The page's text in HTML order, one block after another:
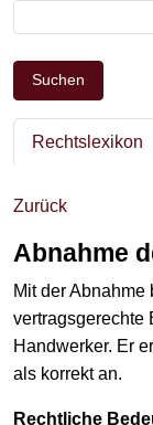
Suchen
Rechtslexikon
Zurück
Abnahme
Mit der Abnahme
vertragsgerechte
Handwerker. Er
als korrekt an.
Rechtliche